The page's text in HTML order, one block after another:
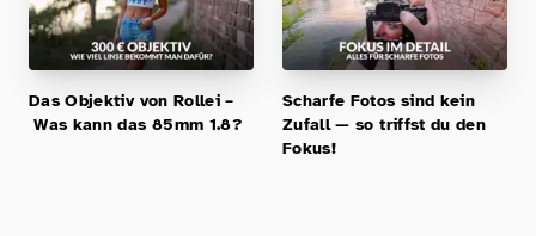
Das Objektiv von Rollei –
Was kann das 85mm 1.8?
Scharfe Fotos sind kein
Zufall — so triffst du den
Fokus!